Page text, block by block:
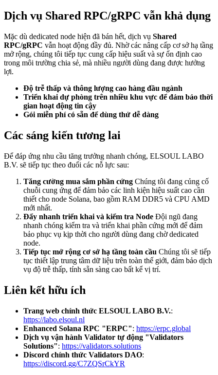
Dịch vụ Shared RPC/gRPC vẫn khả dụng
Mặc dù dedicated node hiện đã bán hết, dịch vụ Shared
RPC/gRPC vẫn hoạt động đầy đủ. Nhờ các nâng cấp cơ sở hạ tầng
mở rộng, chúng tôi tiếp tục cung cấp hiệu suất và sự ổn định cao
trong môi trường chia sẻ, mà nhiều người dùng đang được hưởng
lợi.
Độ trễ thấp và thông lượng cao hàng đầu ngành
Triển khai dự phòng trên nhiều khu vực để đảm bảo thời
gian hoạt động tin cậy
Gói miễn phí có sẵn để dùng thử dễ dàng
Các sáng kiến tương lai
Để đáp ứng nhu cầu tăng trưởng nhanh chóng, ELSOUL LABO
B.V. sẽ tiếp tục theo đuổi các nỗ lực sau:
Tăng cường mua sắm phần cứng Chúng tôi đang củng cố
chuỗi cung ứng để đảm bảo các linh kiện hiệu suất cao cần
thiết cho node Solana, bao gồm RAM DDR5 và CPU AMD
mới nhất.
Đẩy nhanh triển khai và kiểm tra Node Đội ngũ đang
nhanh chóng kiểm tra và triển khai phần cứng mới để đảm
bảo phục vụ kịp thời cho người dùng đang chờ dedicated
node.
Tiếp tục mở rộng cơ sở hạ tầng toàn cầu Chúng tôi sẽ tiếp
tục thiết lập trung tâm dữ liệu trên toàn thế giới, đảm bảo dịch
vụ độ trễ thấp, tính sẵn sàng cao bất kể vị trí.
Liên kết hữu ích
Trang web chính thức ELSOUL LABO B.V.:
https://labo.elsoul.nl
Enhanced Solana RPC "ERPC": https://erpc.global
Dịch vụ vận hành Validator tự động "Validators
Solutions": https://validators.solutions
Discord chính thức Validators DAO:
https://discord.gg/C7ZQSrCkYR